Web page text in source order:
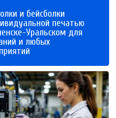
и бейсболки
печатью
Уральском для
и любых